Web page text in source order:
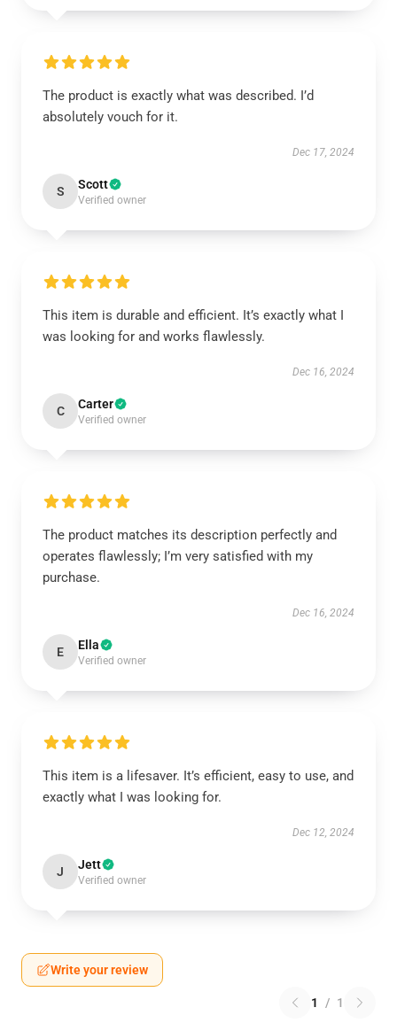
The product is exactly what was described. I’d
absolutely vouch for it.
Dec 17, 2024
S Scott
Verified owner
This item is durable and efficient. It’s exactly what I
was looking for and works flawlessly.
Dec 16, 2024
C Carter
Verified owner
The product matches its description perfectly and
operates flawlessly; I’m very satisfied with my
purchase.
Dec 16, 2024
E Ella
Verified owner
This item is a lifesaver. It’s efficient, easy to use, and
exactly what I was looking for.
Dec 12, 2024
J Jett
Verified owner
Write your review
1 / 1